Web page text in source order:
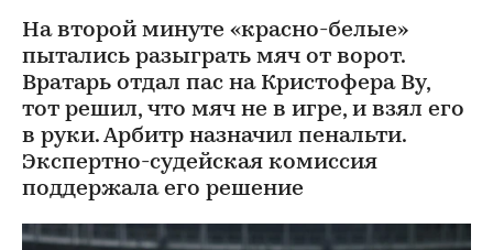
На второй минуте «красно-белые»
пытались разыграть мяч от ворот.
Вратарь отдал пас на Кристофера Ву,
тот решил, что мяч не в игре, и взял его
в руки. Арбитр назначил пенальти.
Экспертно-судейская комиссия
поддержала его решение